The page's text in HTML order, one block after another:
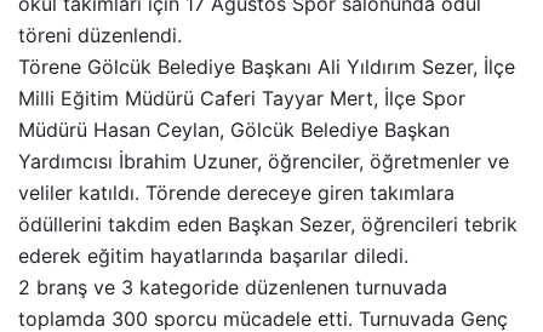
töreni düzenlendi.
Törene Gölcük Belediye Başkanı Ali Yıldırım Sezer, İlçe
Milli Eğitim Müdürü Caferi Tayyar Mert, İlçe Spor
Müdürü Hasan Ceylan, Gölcük Belediye Başkan
Yardımcısı İbrahim Uzuner, öğrenciler, öğretmenler ve
veliler katıldı. Törende dereceye giren takımlara
ödüllerini takdim eden Başkan Sezer, öğrencileri tebrik
ederek eğitim hayatlarında başarılar diledi.
2 branş ve 3 kategoride düzenlenen turnuvada
toplamda 300 sporcu mücadele etti. Turnuvada Genç